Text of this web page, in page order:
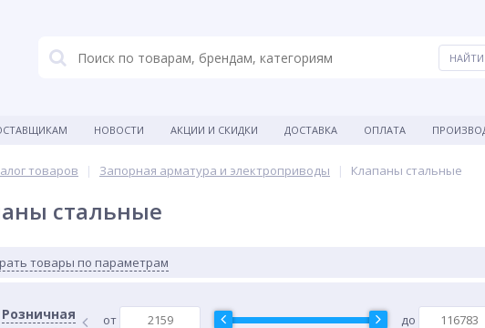
НОВОСТИ АКЦИИ И СКИДКИ ДОСТАВКА ОПЛАТА
товаров Запорная арматура и электроприводы Клапаны стальные
стальные
товары по параметрам
Розничная
от до